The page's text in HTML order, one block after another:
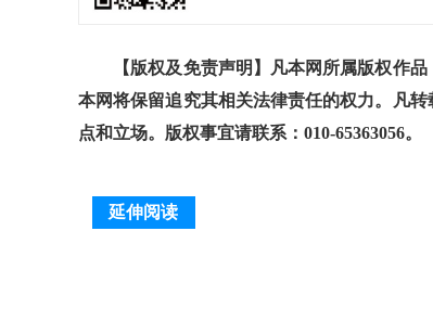
【版权及免责声明】凡本网所属版权作品
本网将保留追究其相关法律责任的权力。凡
点和立场。版权事宜请联系：010-65363056。
延伸阅读